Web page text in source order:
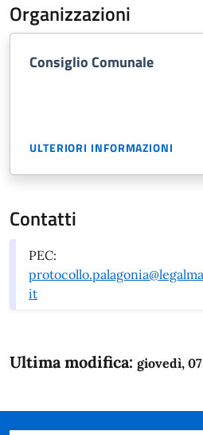
Organizzazioni
Consiglio Comunale
ULTERIORI INFORMAZIONI
Contatti
PEC:
it
Ultima modifica: giovedì,